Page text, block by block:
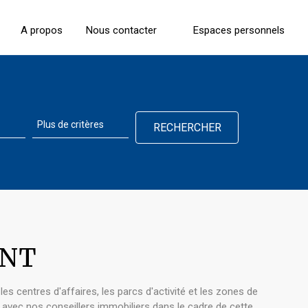
A propos Nous contacter Espaces personnels
centres d'affaires, les parcs d'activité et les zones de